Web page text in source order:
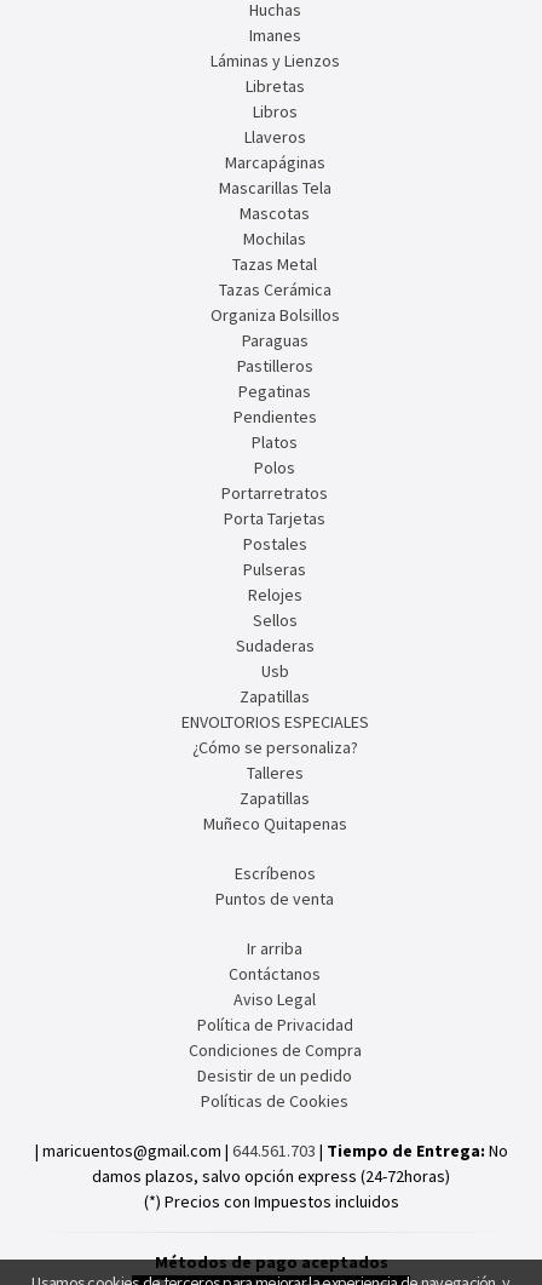
Huchas
Imanes
Láminas y Lienzos
Libretas
Libros
Llaveros
Marcapáginas
Mascarillas Tela
Mascotas
Mochilas
Tazas Metal
Tazas Cerámica
Organiza Bolsillos
Paraguas
Pastilleros
Pegatinas
Pendientes
Platos
Polos
Portarretratos
Porta Tarjetas
Postales
Pulseras
Relojes
Sellos
Sudaderas
Usb
Zapatillas
ENVOLTORIOS ESPECIALES
¿Cómo se personaliza?
Talleres
Zapatillas
Muñeco Quitapenas
Escríbenos
Puntos de venta
Ir arriba
Contáctanos
Aviso Legal
Política de Privacidad
Condiciones de Compra
Desistir de un pedido
Políticas de Cookies
| maricuentos@gmail.com | 644.561.703 | Tiempo de Entrega: No
damos plazos, salvo opción express (24-72horas)
(*) Precios con Impuestos incluidos
Métodos de pago aceptados